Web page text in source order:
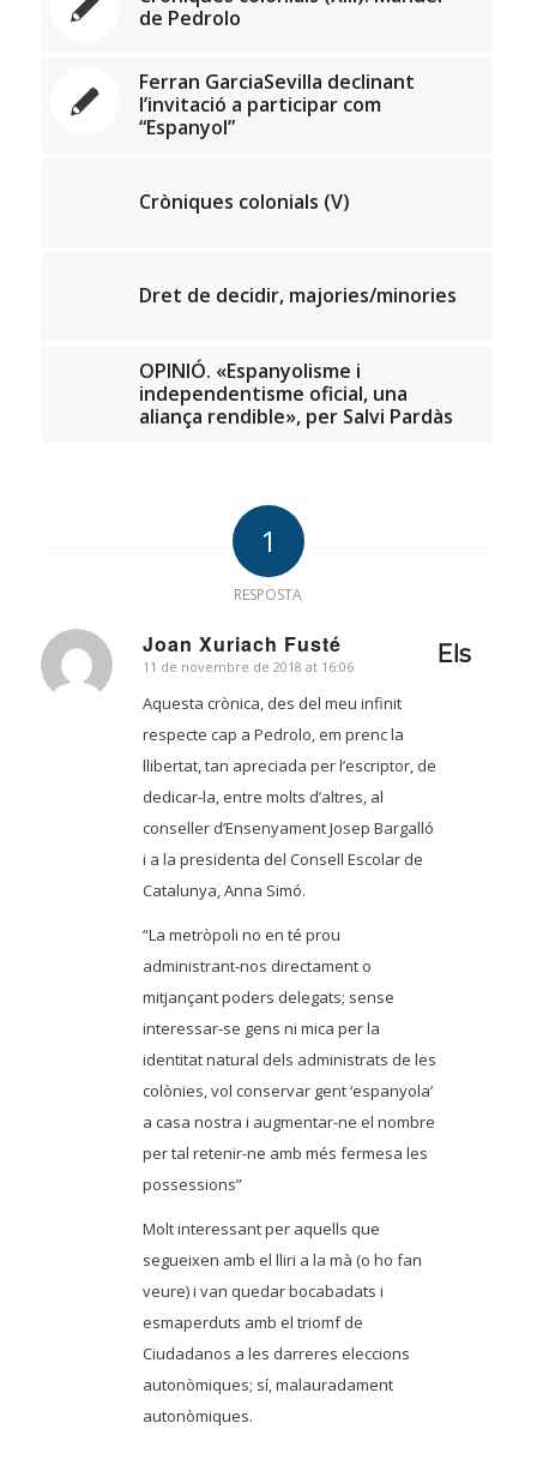
de Pedrolo
Ferran GarciaSevilla declinant
l’invitació a participar com
“Espanyol”
Cròniques colonials (V)
Dret de decidir, majories/minories
OPINIÓ. «Espanyolisme i
independentisme oficial, una
aliança rendible», per Salvi Pardàs
1
RESPOSTA
Joan Xuriach Fusté
says:
11 de novembre de 2018 at 16:06
Aquesta crònica, des del meu infinit
respecte cap a Pedrolo, em prenc la
llibertat, tan apreciada per l’escriptor, de
dedicar-la, entre molts d’altres, al
conseller d’Ensenyament Josep Bargalló
i a la presidenta del Consell Escolar de
Catalunya, Anna Simó.
“La metròpoli no en té prou
administrant-nos directament o
mitjançant poders delegats; sense
interessar-se gens ni mica per la
identitat natural dels administrats de les
colònies, vol conservar gent ‘espanyola’
a casa nostra i augmentar-ne el nombre
per tal retenir-ne amb més fermesa les
possessions”
Molt interessant per aquells que
segueixen amb el lliri a la mà (o ho fan
veure) i van quedar bocabadats i
esmaperduts amb el triomf de
Ciudadanos a les darreres eleccions
autonòmiques; sí, malauradament
autonòmiques.
Els